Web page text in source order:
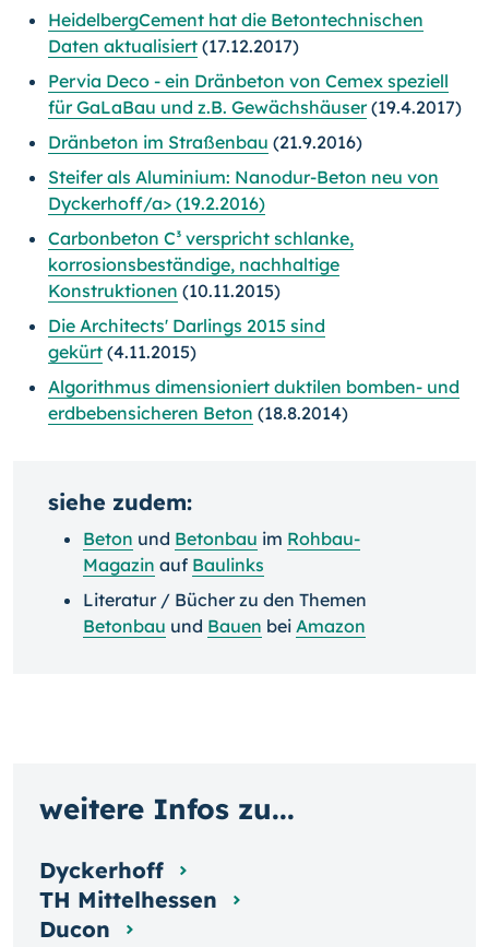
HeidelbergCement hat die Betontechnischen
Daten aktualisiert (17.12.2017)
Pervia Deco - ein Dränbeton von Cemex speziell
für GaLaBau und z.B. Gewächshäuser(19.4.2017)
Dränbeton im Straßenbau (21.9.2016)
Steifer als Aluminium: Nanodur-Beton neu von
Dyckerhoff/a> (19.2.2016)
Carbonbeton C³ verspricht schlanke,
korrosionsbeständige, nachhaltige
Konstruktionen (10.11.2015)
Die Architects' Darlings 2015 sind
gekürt (4.11.2015)
Algorithmus dimensioniert duktilen bomben- und
erdbebensicheren Beton (18.8.2014)
siehe zudem:
Beton und Betonbau im Rohbau-
Magazin auf Baulinks
Literatur / Bücher zu den Themen
Betonbau und Bauen bei Amazon
weitere Infos zu...
Dyckerhoff
TH Mittelhessen
Ducon